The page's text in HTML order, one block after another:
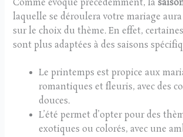
Comme évoqué précédemment, la
laquelle se déroulera votre mariage
sur le choix du thème. En effet,
sont plus adaptées à des saisons
Le printemps est propice aux
romantiques et fleuris, avec des
douces.
L’été permet d’opter pour des
exotiques ou colorés, avec une